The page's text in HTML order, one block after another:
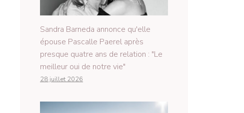
Sandra Barneda annonce qu'elle
épouse Pascalle Paerel après
presque quatre ans de relation : "Le
meilleur oui de notre vie"
28 juillet 2026